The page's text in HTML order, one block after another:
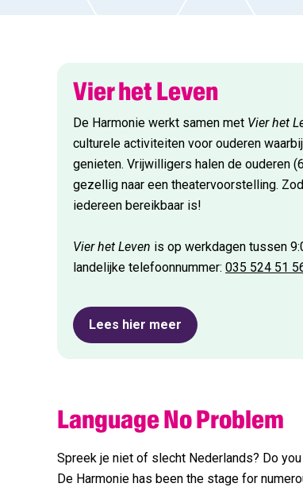
Vier het Leven
De Harmonie werkt samen met Vier het
culturele activiteiten voor ouderen
genieten. Vrijwilligers halen de ouderen
gezellig naar een theatervoorstelling.
iedereen bereikbaar is!
Vier het Leven is op werkdagen tussen
landelijke telefoonnummer: 035 524 51
Lees hier meer
Language No Problem
Spreek je niet of slecht Nederlands? Do
De Harmonie has been the stage for